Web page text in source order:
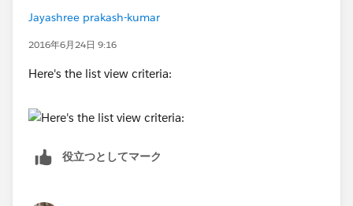
Jayashree prakash-kumar
2016年6月24日 9:16
Here's the list view criteria:
役立つとしてマーク